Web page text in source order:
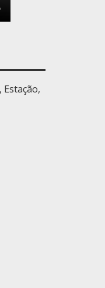
Estação,